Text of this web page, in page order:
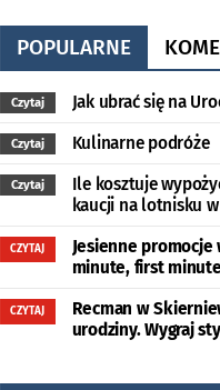
POPULARNE
Czytaj Jak ubrać się na
Czytaj Kulinarne podróże
Czytaj
Ile kosztuje
kaucji na lotnisku
CZYTAJ
Jesienne
minute, first
CZYTAJ
Recman w
urodziny. Wygraj